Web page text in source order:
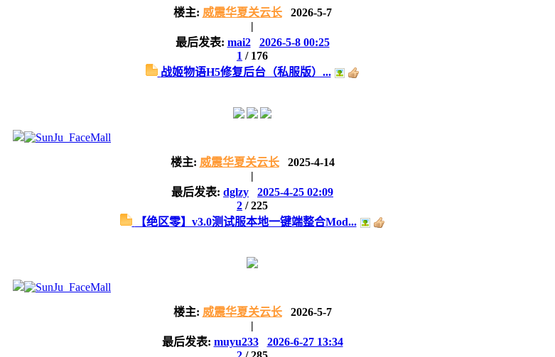
楼主: 威震华夏关云长
2026-5-7
|
最后发表: mai2
2026-5-8 00:25
1 / 176
战姬物语H5修复后台（私服版）...
楼主: 威震华夏关云长
2025-4-14
|
最后发表: dglzy
2025-4-25 02:09
2 /225
【绝区零】v3.0测试服本地一键端整合Mod...
楼主: 威震华夏关云长
2026-5-7
|
最后发表: muyu233
2026-6-27 13:34